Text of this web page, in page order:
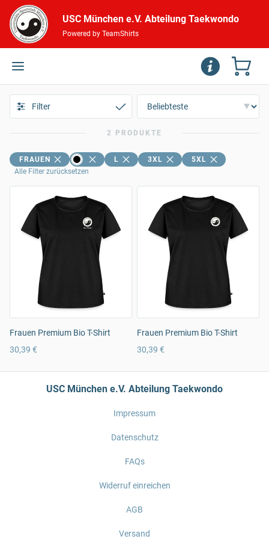
USC München e.V. Abteilung Taekwondo
Powered by TeamShirts
Filter
2 PRODUKTE
FRAUEN L 3XL
5XL
Alle Filter zurücksetzen
Frauen Premium Bio T-Shirt
30,39 €
Frauen Premium Bio T-Shirt
30,39 €
USC München e.V. Abteilung Taekwondo
Impressum
Datenschutz
FAQs
Widerruf einreichen
AGB
Versand